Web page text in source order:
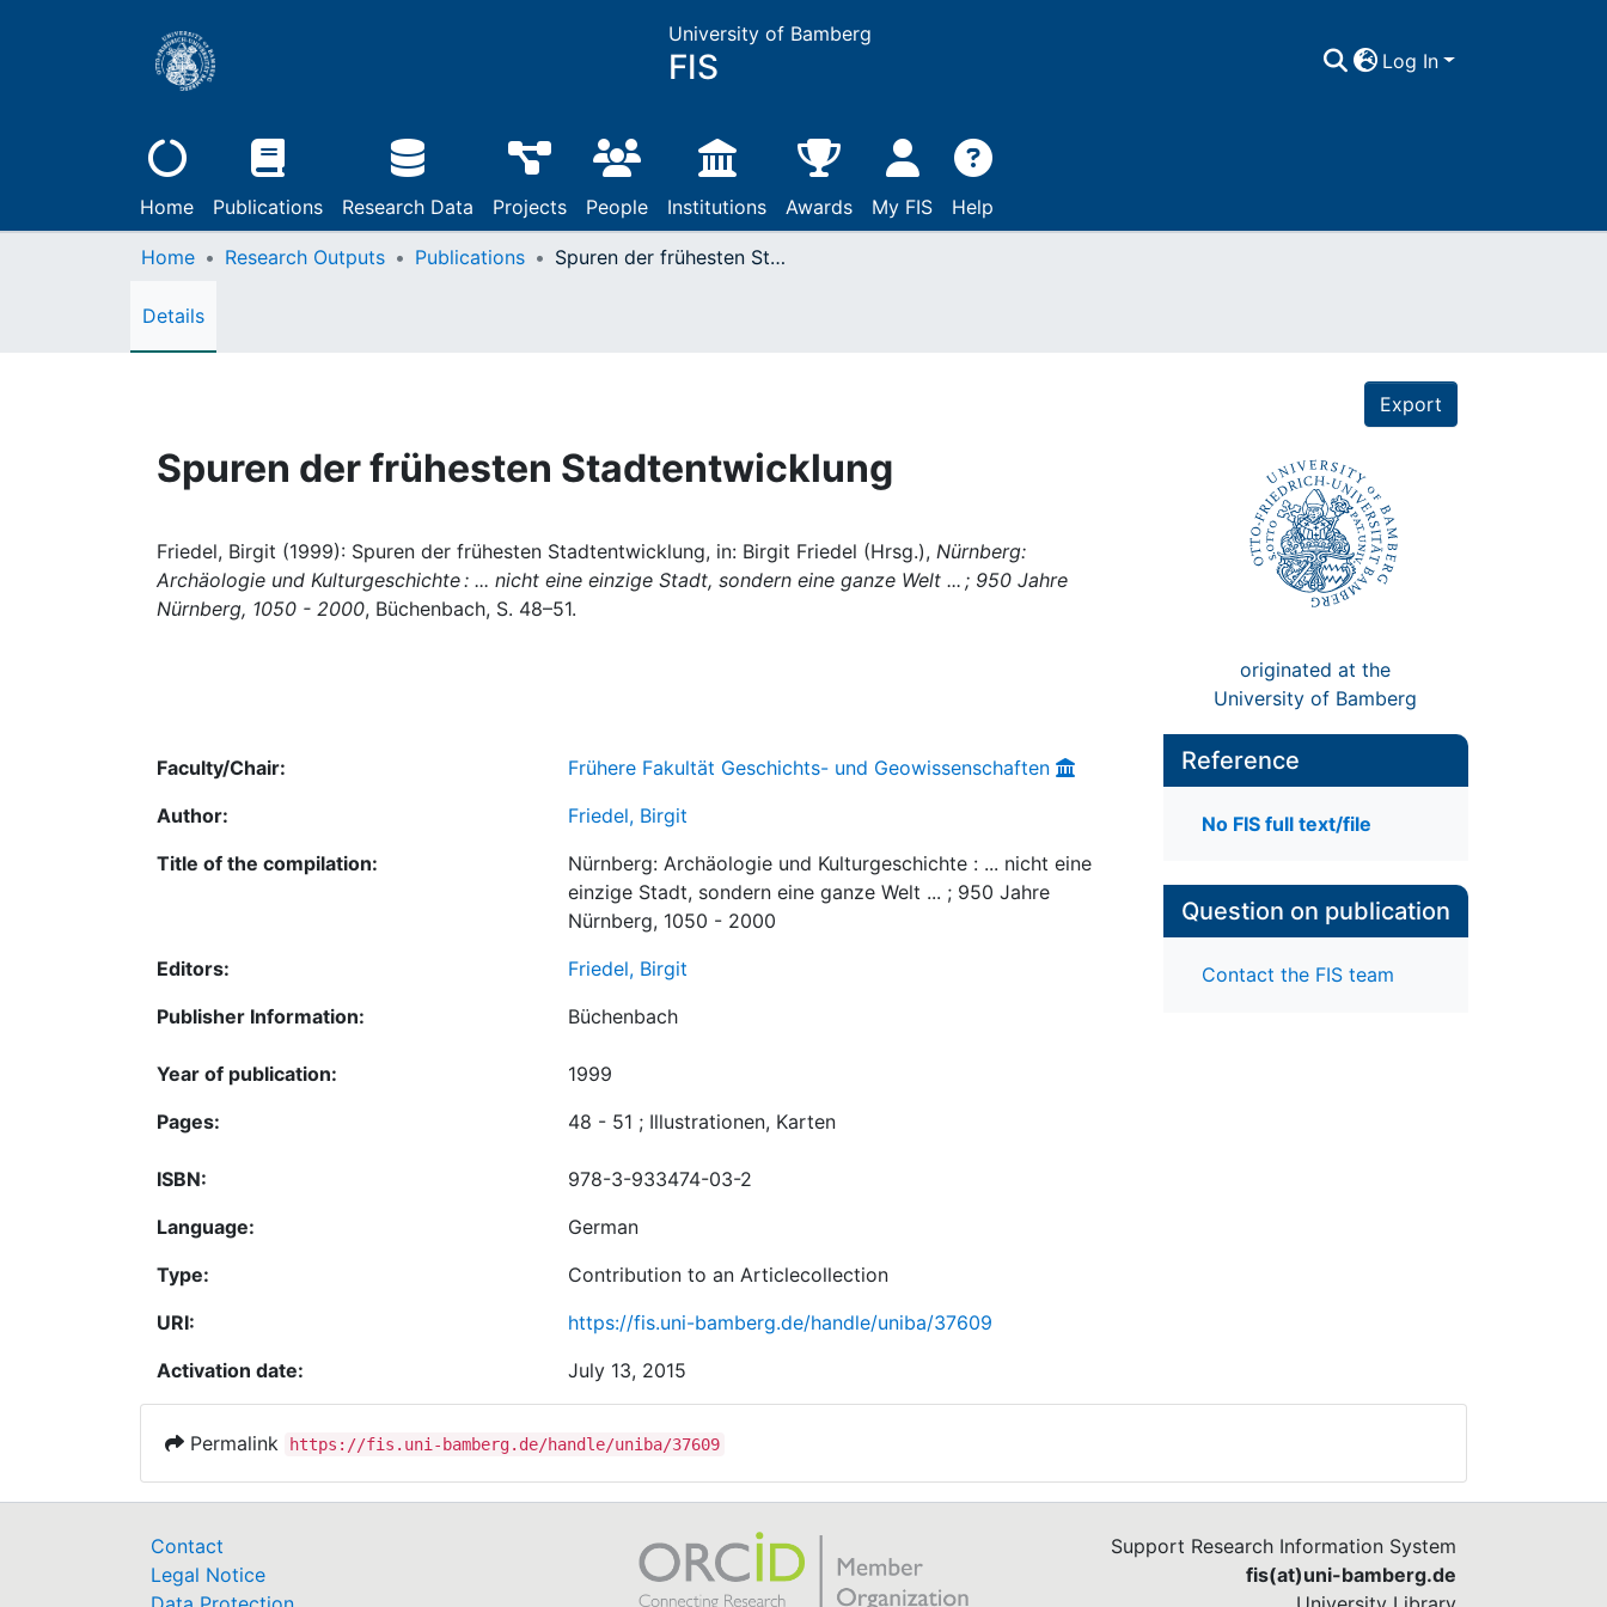
University of Bamberg
FIS Log In
Home Publications Research Data Projects People Institutions Awards My FIS Help
Home Research Outputs Publications Spuren der frühesten Stadtentwicklung
Details
Export
Spuren der frühesten Stadtentwicklung
Friedel, Birgit (1999): Spuren der frühesten Stadtentwicklung, in: Birgit Friedel (Hrsg.), Nürnberg:
Archäologie und Kulturgeschichte : ... nicht eine einzige Stadt, sondern eine ganze Welt ... ; 950 Jahre
Nürnberg, 1050 - 2000, Büchenbach, S. 48–51.
originated at the
University of Bamberg
Faculty/Chair:
Frühere Fakultät Geschichts- und Geowissenschaften
Author:
Friedel, Birgit
Title of the compilation:
Nürnberg: Archäologie und Kulturgeschichte : ... nicht eine
einzige Stadt, sondern eine ganze Welt ... ; 950 Jahre
Nürnberg, 1050 - 2000
Editors:
Friedel, Birgit
Publisher Information:
Büchenbach
Year of publication:
1999
Pages:
48 - 51 ; Illustrationen, Karten
ISBN:
978-3-933474-03-2
Language:
German
Type:
Contribution to an Articlecollection
URI:
https://fis.uni-bamberg.de/handle/uniba/37609
Activation date:
July 13, 2015
Reference
No FIS full text/file
Question on publication
Contact the FIS team
Permalink https://fis.uni-bamberg.de/handle/uniba/37609
Contact
Legal Notice
Support Research Information System
fis(at)uni-bamberg.de